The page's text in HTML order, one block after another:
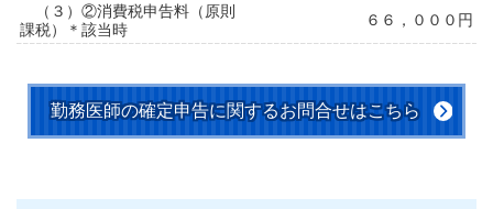
（３）②消費税申告料（原則
課税）＊該当時
６６，０００円
勤務医師の確定申告に関するお問合せはこちら